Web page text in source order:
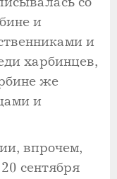
и
и
харбинцев,
же
и
впрочем,
сентября